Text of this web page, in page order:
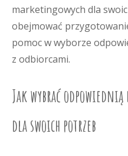
marketingowych dla
obejmować
pomoc w wyborze
z odbiorcami.
Jak wybrać
dla swoich potrzeb